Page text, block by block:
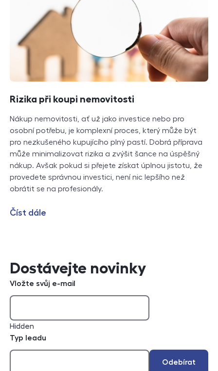
Rizika při koupi nemovitosti
Nákup nemovitosti, ať už jako investice nebo pro
osobní potřebu, je komplexní proces, který může být
pro nezkušeného kupujícího plný pastí. Dobrá příprava
může minimalizovat rizika a zvýšit šance na úspěšný
nákup. Avšak pokud si přejete získat úplnou jistotu, že
provedete správnou investici, není nic lepšího než
obrátit se na profesionály.
Číst dále
Dostávejte novinky
Vložte svůj e-mail
Hidden
Typ leadu
Odebírat